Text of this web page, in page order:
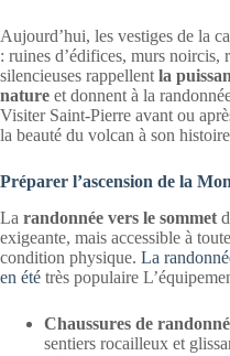
Aujourd’hui, les vestiges de la
: ruines d’édifices, murs noircis,
silencieuses rappellent la
nature et donnent à la
Visiter Saint-Pierre avant ou
la beauté du volcan à son
Préparer l’ascension de la
La randonnée vers le sommet
exigeante, mais accessible à
condition physique. La
en été très populaire
Chaussures de
sentiers rocailleux et